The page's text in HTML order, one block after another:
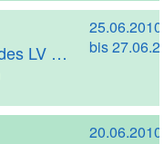
DJIM-Training des LV Weser-Ems
bis